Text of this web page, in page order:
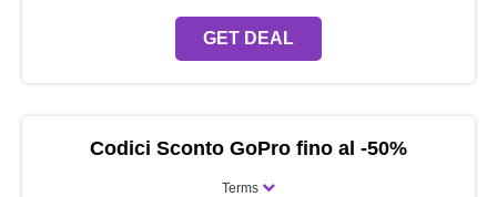
GET DEAL
Codici Sconto GoPro fino al -50%
Terms